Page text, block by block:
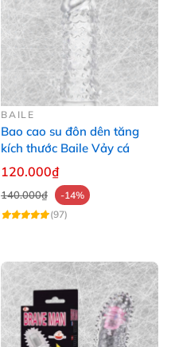
BAILE
Bao cao su đôn dên tăng
kích thước Baile Vảy cá
120.000₫
140.000₫
-14%
(97)